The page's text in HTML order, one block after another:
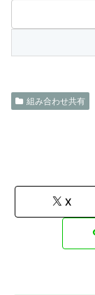
組み合わせ共有
X